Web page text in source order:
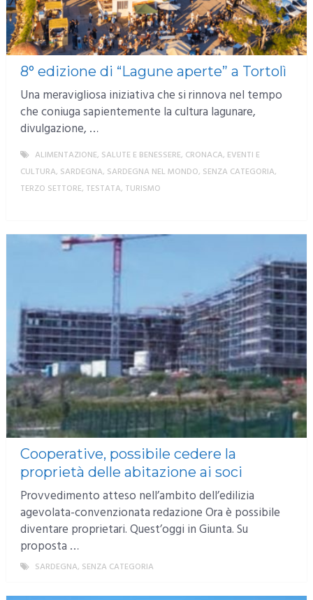
8° edizione di “Lagune aperte” a Tortolì
Una meravigliosa iniziativa che si rinnova nel tempo
che coniuga sapientemente la cultura lagunare,
divulgazione, …
ALIMENTAZIONE, SALUTE E BENESSERE, CRONACA, EVENTI E
CULTURA, SARDEGNA, SARDEGNA NEL MONDO, SENZA CATEGORIA,
TERZO SETTORE, TESTATA, TURISMO
Cooperative, possibile cedere la
proprietà delle abitazione ai soci
Provvedimento atteso nell’ambito dell’edilizia
agevolata-convenzionata redazione Ora è possibile
diventare proprietari. Quest’oggi in Giunta. Su
proposta …
SARDEGNA, SENZA CATEGORIA